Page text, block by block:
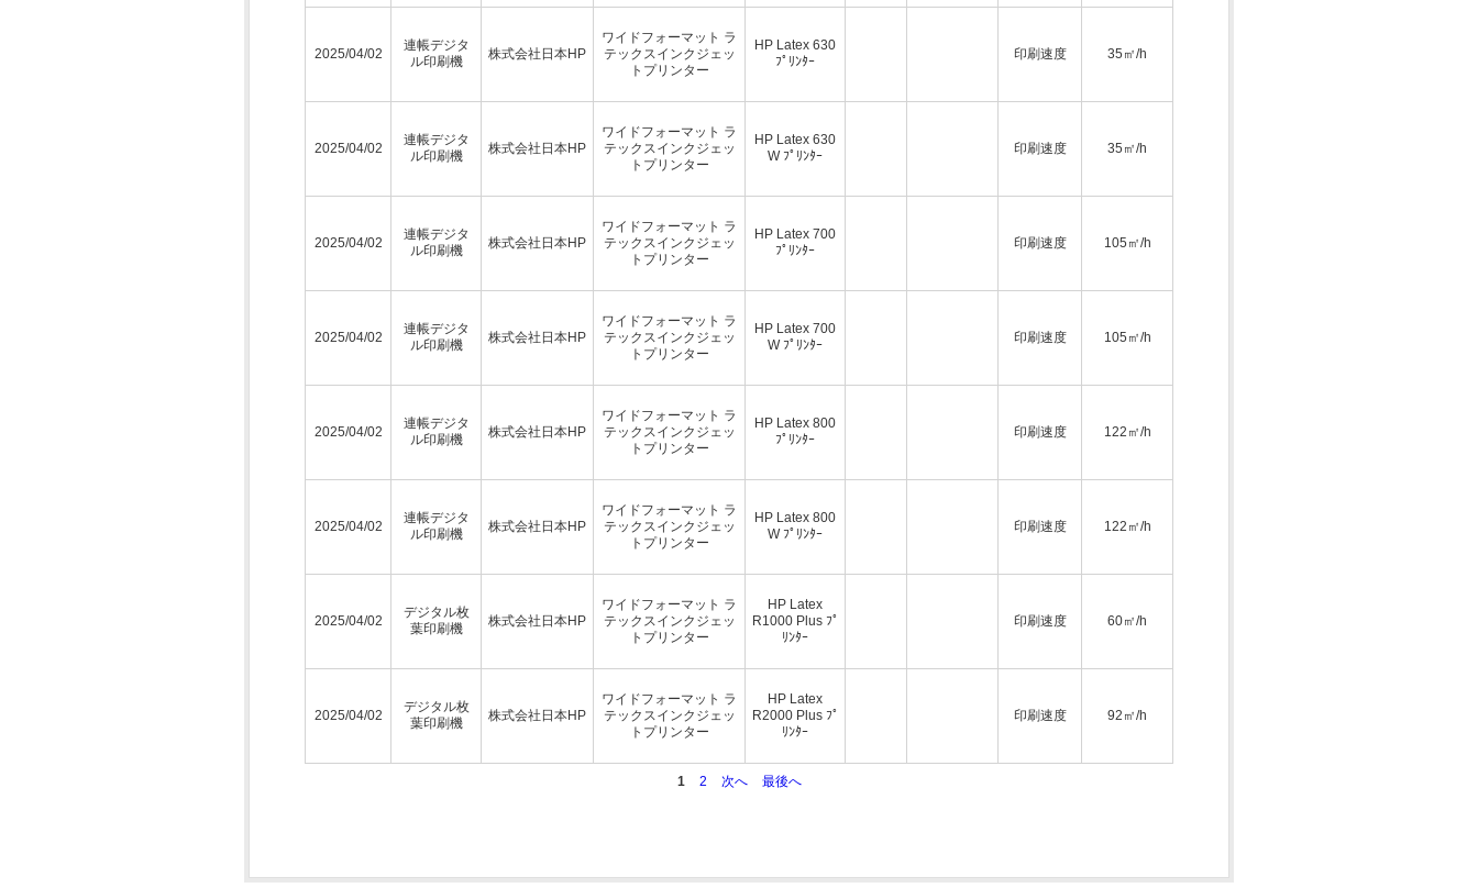
2025/04/02
連帳デジタ
ル印刷機
株式会社日本HP
ワイドフォーマット ラ
テックスインクジェッ
トプリンター
HP Latex 630
ﾌﾟﾘﾝﾀｰ
印刷速度 35㎡/h
2025/04/02
連帳デジタ
ル印刷機
株式会社日本HP
ワイドフォーマット ラ
テックスインクジェッ
トプリンター
HP Latex 630
W ﾌﾟﾘﾝﾀｰ
印刷速度 35㎡/h
2025/04/02
連帳デジタ
ル印刷機
株式会社日本HP
ワイドフォーマット ラ
テックスインクジェッ
トプリンター
HP Latex 700
ﾌﾟﾘﾝﾀｰ
印刷速度 105㎡/h
2025/04/02
連帳デジタ
ル印刷機
株式会社日本HP
ワイドフォーマット ラ
テックスインクジェッ
トプリンター
HP Latex 700
W ﾌﾟﾘﾝﾀｰ
印刷速度 105㎡/h
2025/04/02
連帳デジタ
ル印刷機
株式会社日本HP
ワイドフォーマット ラ
テックスインクジェッ
トプリンター
HP Latex 800
ﾌﾟﾘﾝﾀｰ
印刷速度 122㎡/h
2025/04/02
連帳デジタ
ル印刷機
株式会社日本HP
ワイドフォーマット ラ
テックスインクジェッ
トプリンター
HP Latex 800
W ﾌﾟﾘﾝﾀｰ
印刷速度 122㎡/h
2025/04/02
デジタル枚
葉印刷機
株式会社日本HP
ワイドフォーマット ラ
テックスインクジェッ
トプリンター
HP Latex
R1000 Plus ﾌﾟ
ﾘﾝﾀｰ
印刷速度 60㎡/h
2025/04/02
デジタル枚
葉印刷機
株式会社日本HP
ワイドフォーマット ラ
テックスインクジェッ
トプリンター
HP Latex
R2000 Plus ﾌﾟ
ﾘﾝﾀｰ
印刷速度 92㎡/h
1 2 次へ 最後へ